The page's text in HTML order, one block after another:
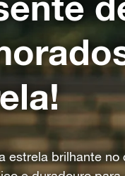
estrela brilhante